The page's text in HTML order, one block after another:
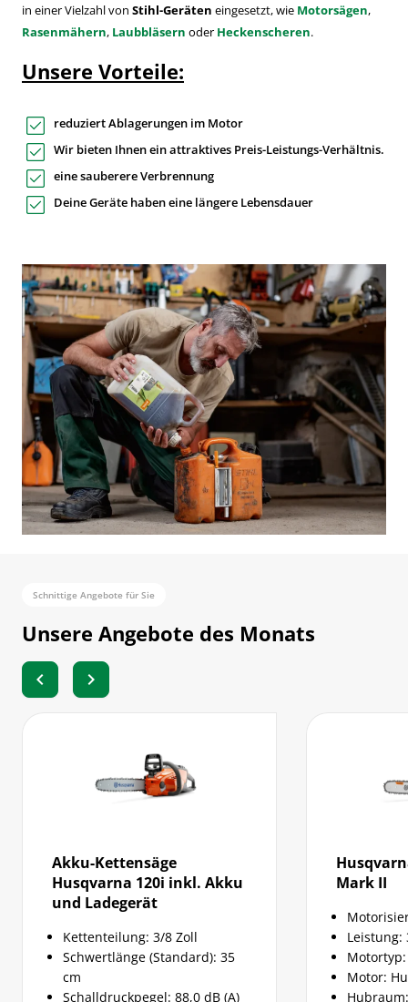
in einer Vielzahl von Stihl-Geräten eingesetzt, wie Motorsägen,
Rasenmähern, Laubbläsern oder Heckenscheren.
Unsere Vorteile:
reduziert Ablagerungen im Motor
Wir bieten Ihnen ein attraktives Preis-Leistungs-Verhältnis.
eine sauberere Verbrennung
Deine Geräte haben eine längere Lebensdauer
Schnittige Angebote für Sie
Unsere Angebote des Monats
chevron_left chevron_right
Akku-Kettensäge
Husqvarna 120i inkl. Akku
und Ladegerät
Kettenteilung: 3/8 Zoll
Schwertlänge (Standard): 35
cm
Schalldruckpegel: 88,0 dB (A)
Mark II
Leistung:
Motor: